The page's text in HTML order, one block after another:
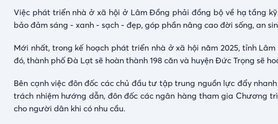
Việc phát triển nhà ở xã hội ở Lâm Đồng phải đồng bộ về hạ tầng
bảo đảm sáng - xanh - sạch - đẹp, góp phần nâng cao đời sống, an
Mới nhất, trong kế hoạch phát triển nhà ở xã hội năm 2025, tỉnh
đó, thành phố Đà Lạt sẽ hoàn thành 198 căn và huyện Đức Trọng sẽ
Bên cạnh việc đôn đốc các chủ đầu tư tập trung nguồn lực đẩy
trách nhiệm hướng dẫn, đôn đốc các ngân hàng tham gia Chương
cho người dân khi có nhu cầu.